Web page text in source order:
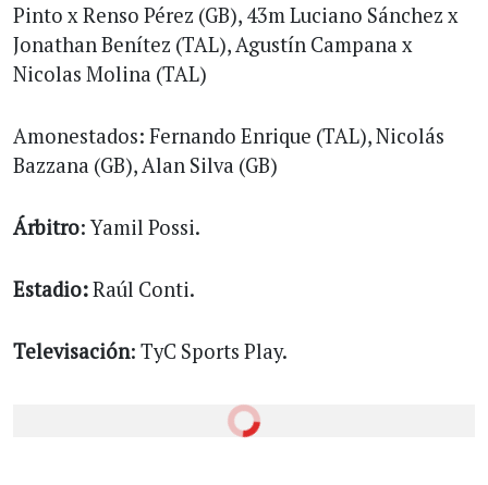
Pinto x Renso Pérez (GB), 43m Luciano Sánchez x
Jonathan Benítez (TAL), Agustín Campana x
Nicolas Molina (TAL)
Amonestados: Fernando Enrique (TAL), Nicolás
Bazzana (GB), Alan Silva (GB)
Árbitro: Yamil Possi.
Estadio:Raúl Conti.
Televisación: TyC Sports Play.